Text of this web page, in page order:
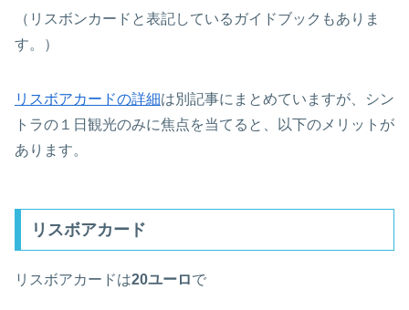
（リスボンカードと表記しているガイドブックもありま
す。）
リスボアカードの詳細は別記事にまとめていますが、シン
トラの１日観光のみに焦点を当てると、以下のメリットが
あります。
リスボアカード
リスボアカードは20ユーロで